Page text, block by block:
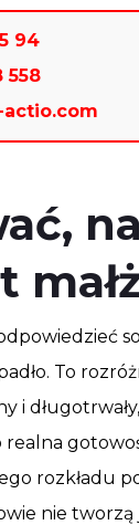
94
558
To
i
realna
rozkładu
nie